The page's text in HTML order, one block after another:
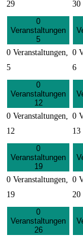
29
30
0
Veranstaltungen
5
0 Veranstaltungen,
5
0
6
0
Veranstaltungen
12
0 Veranstaltungen,
12
0
13
0
Veranstaltungen
19
0 Veranstaltungen,
19
0
20
0
Veranstaltungen
26